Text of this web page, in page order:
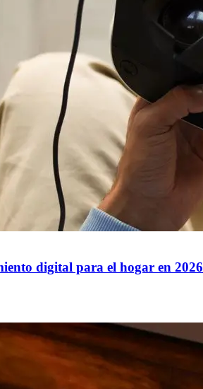
digital para el hogar en 2026